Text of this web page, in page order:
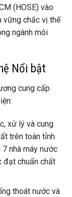
(HOSE) vào
vững chắc vị thế
ngành môi
Nổi bật
cung cấp
xử lý và cung
trên toàn tỉnh
nhà máy nước
đạt chuẩn chất
thoát nước và